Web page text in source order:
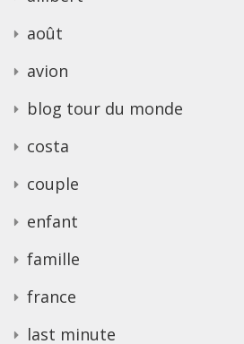
août
avion
blog tour du monde
costa
couple
enfant
famille
france
last minute